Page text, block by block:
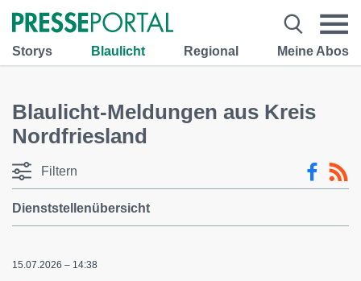
Storys Blaulicht Regional Meine Abos
Blaulicht-Meldungen aus Kreis
Nordfriesland
Filtern
Dienststellenübersicht
15.07.2026 – 14:38